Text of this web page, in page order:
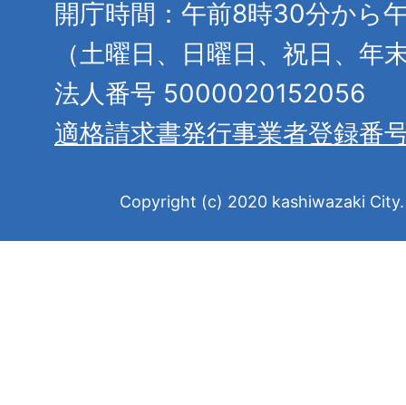
開庁時間：午前8時30分から
（土曜日、日曜日、祝日、年
法人番号 5000020152056
適格請求書発行事業者登録番
Copyright (c) 2020 kashiwazaki